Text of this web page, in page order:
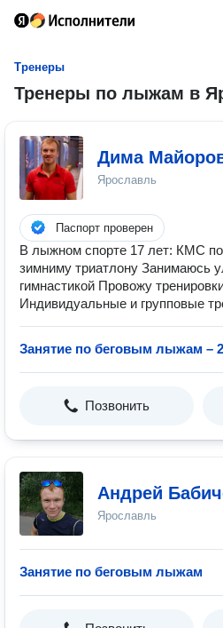
Тренеры
Тренеры по лыжам в
Дима
Ярославль
Паспорт проверен
В лыжном спорте 17 лет: КМС
зимниму триатлону Занимаюсь
гимнастикой Провожу
Индивидуальные и групповые
Занятие по беговым лыжам –
Позвонить
Андрей
Ярославль
Занятие по беговым лыжам